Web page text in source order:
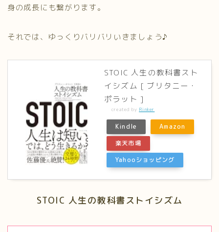
身の成長にも繋がります。
それでは、ゆっくりバリバリいきましょう♪
STOIC 人生の教科書スト
イシズム [ ブリタニー・
ポラット ]
created by Rinker
Kindle
Amazon
楽天市場
Yahooショッピング
STOIC 人生の教科書ストイシズム